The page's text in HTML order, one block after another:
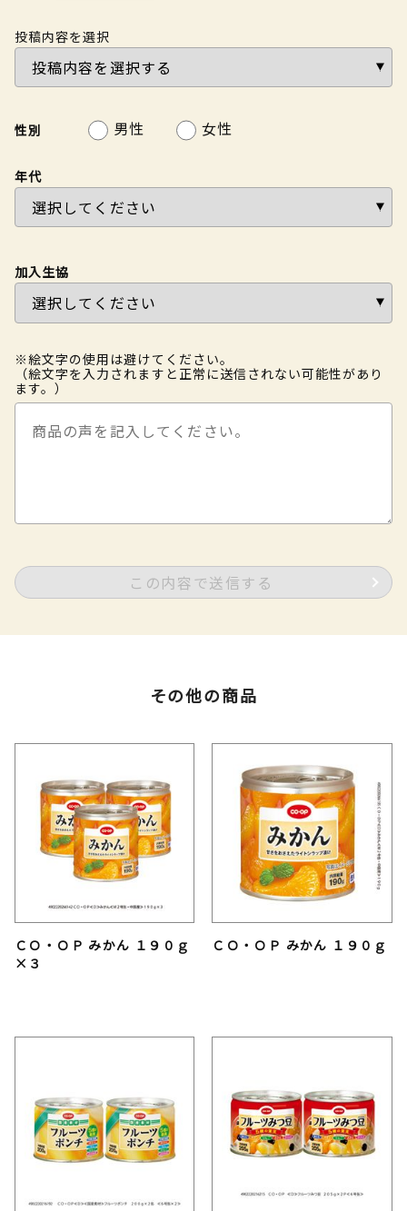
投稿内容を選択
性別 男性 女性
年代
加入生協
※絵文字の使用は避けてください。
（絵文字を入力されますと正常に送信されない可能性があり
ます。）
この内容で送信する
その他の商品
ＣＯ・ＯＰ みかん １９０ｇ
×３
ＣＯ・ＯＰ みかん １９０ｇ